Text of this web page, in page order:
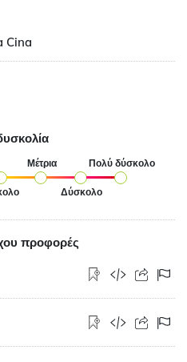
Cina
Μέτρια
Δύσκολο
Πολύ δύσκολο
προφορές